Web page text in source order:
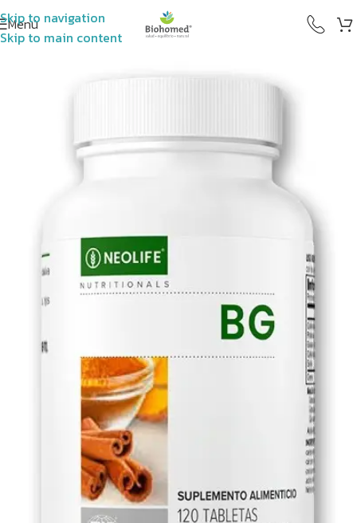
Skip to navigation
Skip to main content
Menú